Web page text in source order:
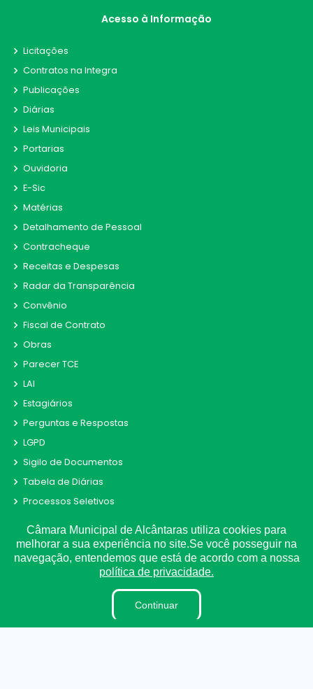
Acesso à Informação
Licitações
Contratos na Integra
Publicações
Diárias
Leis Municipais
Portarias
Ouvidoria
E-Sic
Matérias
Detalhamento de Pessoal
Contracheque
Receitas e Despesas
Radar da Transparência
Convênio
Fiscal de Contrato
Obras
Parecer TCE
LAI
Estagiários
Perguntas e Respostas
LGPD
Sigilo de Documentos
Tabela de Diárias
Processos Seletivos
Plano Estratégico Institucional
Inidôneas
Relatório de Gestão Municipal
Pesquisa de Satisfação
Verbas Indenizatórias
Câmara Municipal de Alcântaras utiliza cookies para
melhorar a sua experiência no site.Se você posseguir na
navegação, entendemos que está de acordo com a nossa
política de privacidade.
Continuar